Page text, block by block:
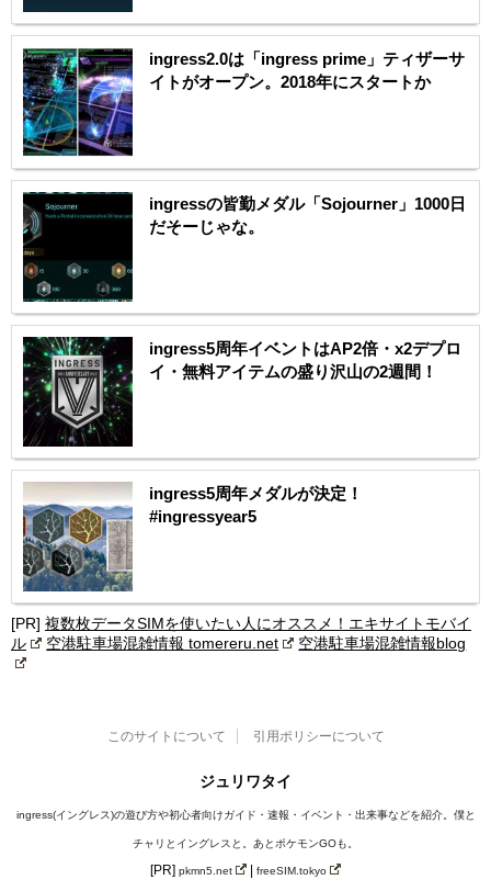
ingress2.0は「ingress prime」ティザーサ
イトがオープン。2018年にスタートか
ingressの皆勤メダル「Sojourner」1000日
だそーじゃな。
ingress5周年イベントはAP2倍・x2デプロ
イ・無料アイテムの盛り沢山の2週間！
ingress5周年メダルが決定！
#ingressyear5
[PR] 複数枚データSIMを使いたい人にオススメ！エキサイトモバイ
ル
空港駐車場混雑情報 tomereru.net 空港駐車場混雑情報blog
このサイトについて 引用ポリシーについて
ジュリワタイ
ingress(イングレス)の遊び方や初心者向けガイド・速報・イベント・出来事などを紹介。僕と
チャリとイングレスと。あとポケモンGOも。
[PR]pkmn5.net | freeSIM.tokyo